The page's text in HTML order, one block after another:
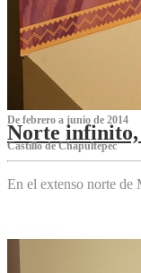
De febrero a junio de 2014
Norte infinito,
Castillo de Chapultepec
En el extenso norte de